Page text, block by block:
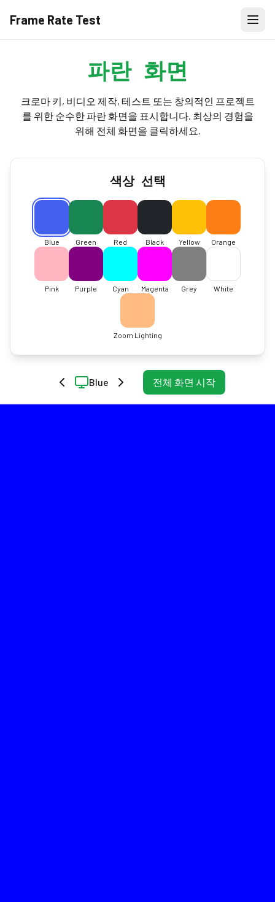
Frame Rate Test
파란 화면
크로마 키, 비디오 제작, 테스트 또는 창의적인 프로젝트
를 위한 순수한 파란 화면을 표시합니다. 최상의 경험을
위해 전체 화면을 클릭하세요.
색상 선택
Blue Green Red Black Yellow Orange
Pink Purple Cyan Magenta Grey White
Zoom Lighting
Blue 전체 화면 시작